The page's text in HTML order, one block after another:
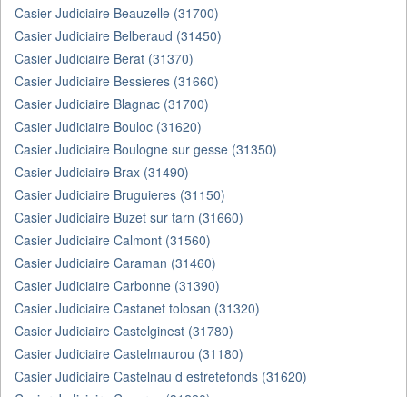
Casier Judiciaire Beauzelle (31700)
Casier Judiciaire Belberaud (31450)
Casier Judiciaire Berat (31370)
Casier Judiciaire Bessieres (31660)
Casier Judiciaire Blagnac (31700)
Casier Judiciaire Bouloc (31620)
Casier Judiciaire Boulogne sur gesse (31350)
Casier Judiciaire Brax (31490)
Casier Judiciaire Bruguieres (31150)
Casier Judiciaire Buzet sur tarn (31660)
Casier Judiciaire Calmont (31560)
Casier Judiciaire Caraman (31460)
Casier Judiciaire Carbonne (31390)
Casier Judiciaire Castanet tolosan (31320)
Casier Judiciaire Castelginest (31780)
Casier Judiciaire Castelmaurou (31180)
Casier Judiciaire Castelnau d estretefonds (31620)